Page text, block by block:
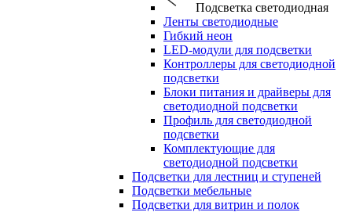
Подсветка светодиодная
Ленты светодиодные
Гибкий неон
LED-модули для подсветки
Контроллеры для светодиодной
подсветки
Блоки питания и драйверы для
светодиодной подсветки
Профиль для светодиодной
подсветки
Комплектующие для
светодиодной подсветки
Подсветки для лестниц и ступеней
Подсветки мебельные
Подсветки для витрин и полок